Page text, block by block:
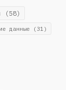
(58)
данные (31)